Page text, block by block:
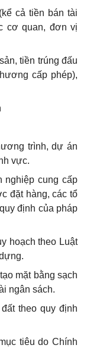
cả tiền bán tài
cơ quan, đơn vị
tiền trúng đấu
cấp phép),
trình, dự án
vực.
nghiệp cung cấp
đặt hàng, các tổ
định của pháp
hoạch theo Luật
tạo mặt bằng sạch
ngân sách.
theo quy định
tiêu do Chính